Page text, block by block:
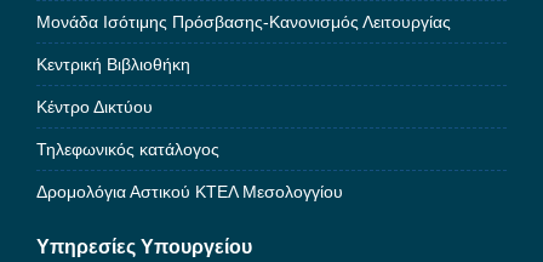
Μονάδα Ισότιμης Πρόσβασης-Κανονισμός Λειτουργίας
Κεντρική Βιβλιοθήκη
Κέντρο Δικτύου
Τηλεφωνικός κατάλογος
Δρομολόγια Αστικού ΚΤΕΛ Μεσολογγίου
Υπηρεσίες Υπουργείου